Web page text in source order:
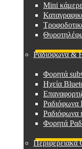
Mini
Ραδιόφωνα &
Φορητά
Ηχεία
Ραδιόφωνα
Ραδιόφωνα
Φορητά
Περιφερειακά